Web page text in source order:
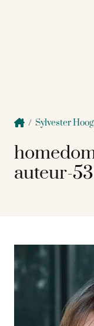
/ Sylvester
auteur-